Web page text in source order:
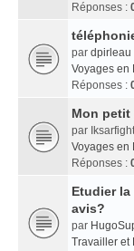
Réponses :
par dpirleau
Voyages en
Réponses :
Mon petit
par
Voyages en
Réponses :
Etudier la
avis?
par
Travailler et